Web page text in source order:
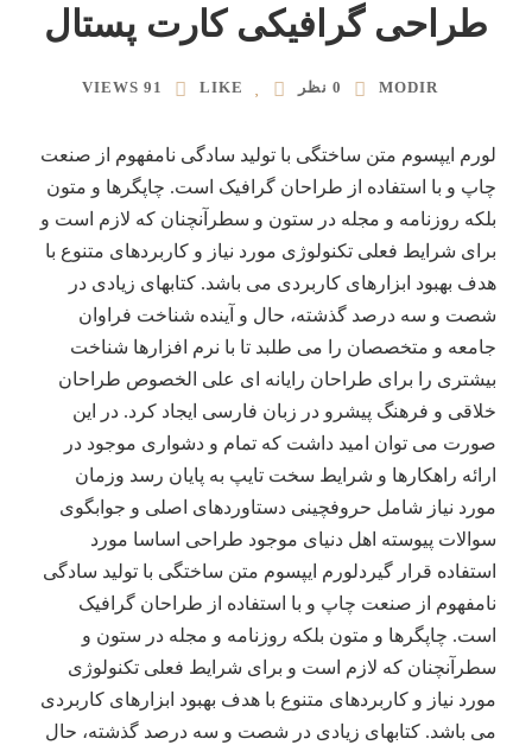
طراحی گرافیکی کارت پستال
MODIR 0 نظر LIKE
91 VIEWS
لورم ایپسوم متن ساختگی با تولید سادگی نامفهوم از صنعت
چاپ و با استفاده از طراحان گرافیک است. چاپگرها و متون
بلکه روزنامه و مجله در ستون و سطرآنچنان که لازم است و
برای شرایط فعلی تکنولوژی مورد نیاز و کاربردهای متنوع با
هدف بهبود ابزارهای کاربردی می باشد. کتابهای زیادی در
شصت و سه درصد گذشته، حال و آینده شناخت فراوان
جامعه و متخصصان را می طلبد تا با نرم افزارها شناخت
بیشتری را برای طراحان رایانه ای علی الخصوص طراحان
خلاقی و فرهنگ پیشرو در زبان فارسی ایجاد کرد. در این
صورت می توان امید داشت که تمام و دشواری موجود در
ارائه راهکارها و شرایط سخت تایپ به پایان رسد وزمان
مورد نیاز شامل حروفچینی دستاوردهای اصلی و جوابگوی
سوالات پیوسته اهل دنیای موجود طراحی اساسا مورد
استفاده قرار گیردلورم ایپسوم متن ساختگی با تولید سادگی
نامفهوم از صنعت چاپ و با استفاده از طراحان گرافیک
است. چاپگرها و متون بلکه روزنامه و مجله در ستون و
سطرآنچنان که لازم است و برای شرایط فعلی تکنولوژی
مورد نیاز و کاربردهای متنوع با هدف بهبود ابزارهای کاربردی
می باشد. کتابهای زیادی در شصت و سه درصد گذشته، حال